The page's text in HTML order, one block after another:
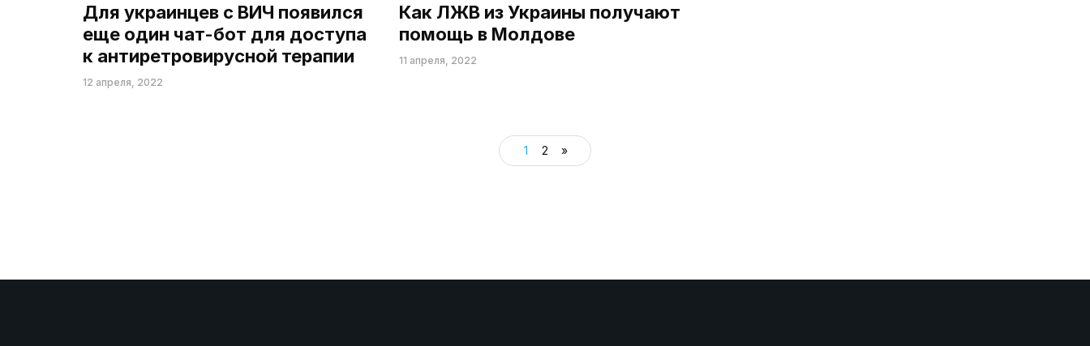
Для украинцев с ВИЧ появился
еще один чат-бот для доступа
к антиретровирусной терапии
12 апреля, 2022
Как ЛЖВ из Украины получают
помощь в Молдове
11 апреля, 2022
1 2 »